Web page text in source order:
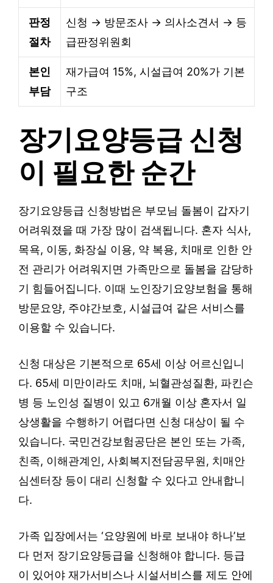
판정
절차
신청 → 방문조사 → 의사소견서 → 등
급판정위원회
본인
부담
재가급여 15%, 시설급여 20%가 기본
구조
장기요양등급 신청
이 필요한 순간
장기요양등급 신청방법은 부모님 돌봄이 갑자기
어려워졌을 때 가장 많이 검색됩니다. 혼자 식사,
목욕, 이동, 화장실 이용, 약 복용, 치매로 인한 안
전 관리가 어려워지면 가족만으로 돌봄을 감당하
기 힘들어집니다. 이때 노인장기요양보험을 통해
방문요양, 주야간보호, 시설급여 같은 서비스를
이용할 수 있습니다.
신청 대상은 기본적으로 65세 이상 어르신입니
다. 65세 미만이라도 치매, 뇌혈관성질환, 파킨슨
병 등 노인성 질병이 있고 6개월 이상 혼자서 일
상생활을 수행하기 어렵다면 신청 대상이 될 수
있습니다. 국민건강보험공단은 본인 또는 가족,
친족, 이해관계인, 사회복지전담공무원, 치매안
심센터장 등이 대리 신청할 수 있다고 안내합니
다.
가족 입장에서는 ‘요양원에 바로 보내야 하나’보
다 먼저 장기요양등급을 신청해야 합니다. 등급
이 있어야 재가서비스나 시설서비스를 제도 안에